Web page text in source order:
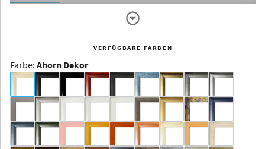
Dakota -
Rahmenloser
Aluminium
VERFÜGBARE FARBEN
Farbe: Ahorn Dekor